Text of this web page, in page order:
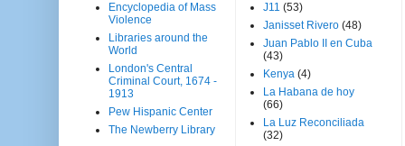
Encyclopedia of Mass
Violence
Libraries around the
World
London's Central
Criminal Court, 1674 -
1913
Pew Hispanic Center
The Newberry Library
J11 (53)
Janisset Rivero (48)
Juan Pablo II en Cuba
(43)
Kenya (4)
La Habana de hoy
(66)
La Luz Reconciliada
(32)